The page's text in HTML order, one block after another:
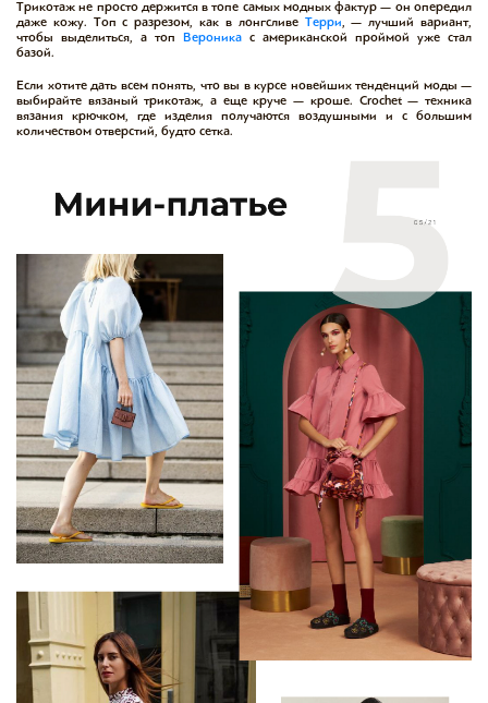
Трикотаж не просто держится в топе самых модных фактур — он опередил
даже кожу. Топ с разрезом, как в лонгсливе Терри , — лучший вариант,
чтобы выделиться, а топ Вероника с американской проймой уже стал
базой.
Если хотите дать всем понять, что вы в курсе новейших тенденций моды —
выбирайте вязаный трикотаж, а еще круче — кроше. Crochet — техника
вязания крючком, где изделия получаются воздушными и с большим
количеством отверстий, будто сетка.